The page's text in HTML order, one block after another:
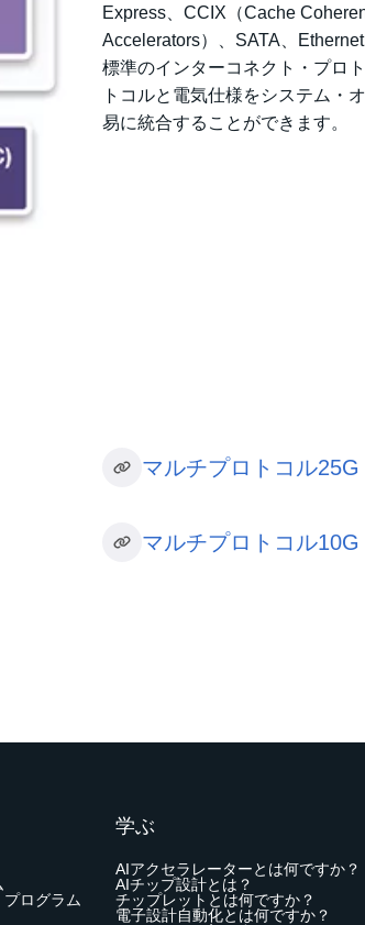
Express、CCIX（Cache
Accelerators）、SATA、
標準のインターコネクト・プロ
トコルと電気仕様をシステム・
易に統合することができます。
マルチプロトコル
マルチプロトコル
ログラム
学ぶ
AIアクセラレーターとは何ですか？
AIチップ設計とは？
チップレットとは何ですか？
電子設計自動化とは何ですか？